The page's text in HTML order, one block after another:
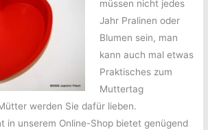
müssen nicht jedes
Jahr Pralinen oder
Blumen sein, man
kann auch mal etwas
Praktisches zum
Muttertag
werden Sie dafür lieben.
in unserem Online-Shop bietet genügend